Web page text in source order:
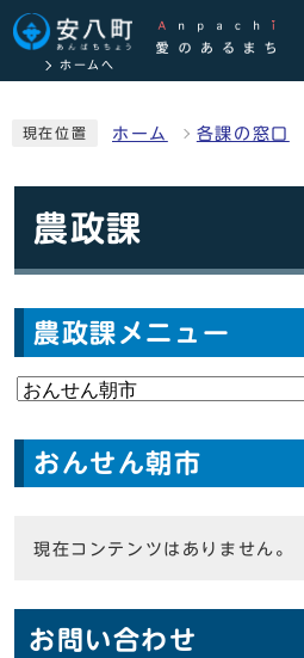
ホームへ
現在位置 ホーム 各課の窓口
農政課
農政課メニュー
おんせん朝市
現在コンテンツはありません。
お問い合わせ